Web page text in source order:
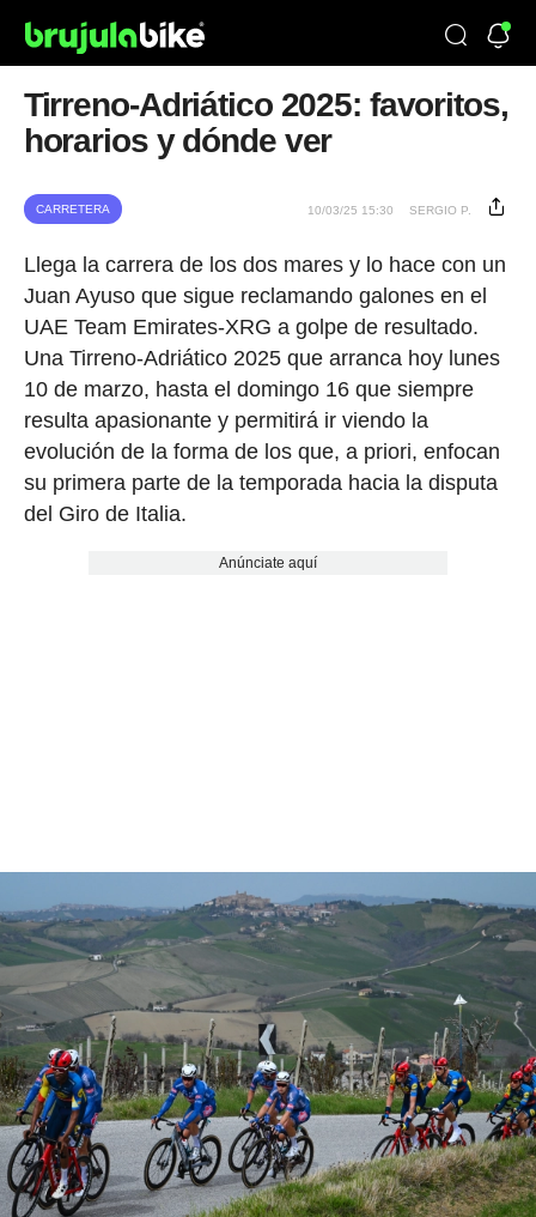
Tirreno-Adriático 2025: favoritos,
horarios y dónde ver
CARRETERA 10/03/25 15:30 SERGIO P.
Llega la carrera de los dos mares y lo hace con un
Juan Ayuso que sigue reclamando galones en el
UAE Team Emirates-XRG a golpe de resultado.
Una Tirreno-Adriático 2025 que arranca hoy lunes
10 de marzo, hasta el domingo 16 que siempre
resulta apasionante y permitirá ir viendo la
evolución de la forma de los que, a priori, enfocan
su primera parte de la temporada hacia la disputa
del Giro de Italia.
Anúnciate aquí